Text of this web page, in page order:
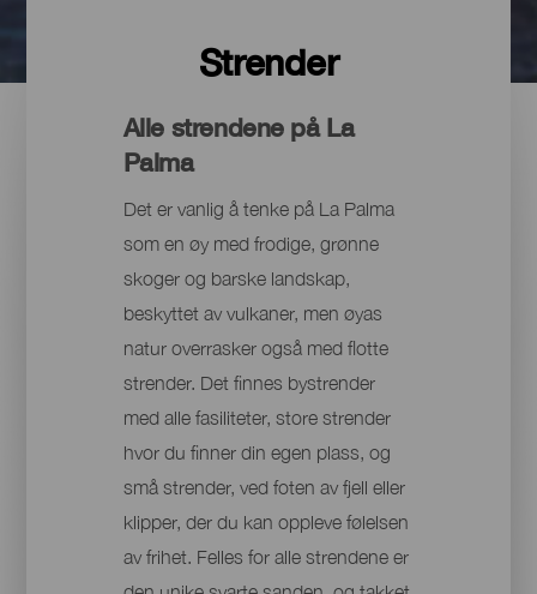
Strender
Alle strendene på La
Palma
Det er vanlig å tenke på La Palma
som en øy med frodige, grønne
skoger og barske landskap,
beskyttet av vulkaner, men øyas
natur overrasker også med flotte
strender. Det finnes bystrender
med alle fasiliteter, store strender
hvor du finner din egen plass, og
små strender, ved foten av fjell eller
klipper, der du kan oppleve følelsen
av frihet. Felles for alle strendene er